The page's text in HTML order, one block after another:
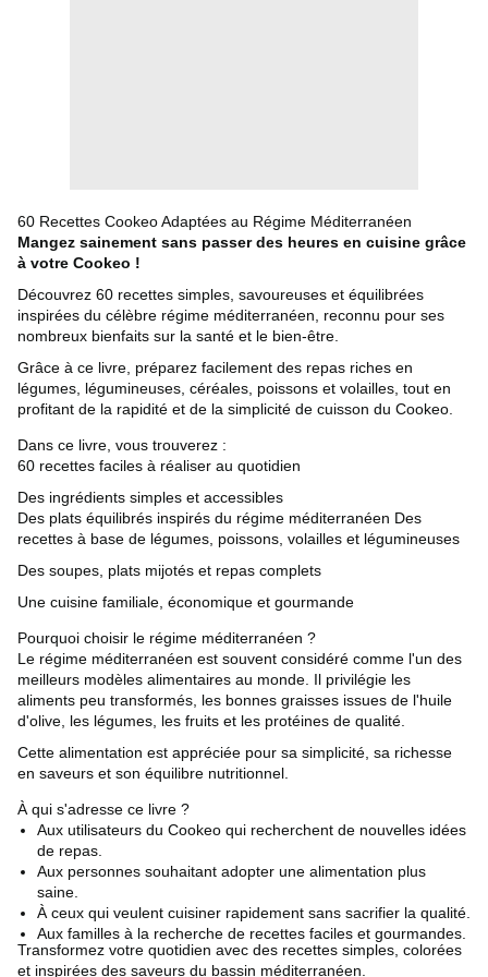
60 Recettes Cookeo Adaptées au Régime Méditerranéen
Mangez sainement sans passer des heures en cuisine grâce
à votre Cookeo !
Découvrez 60 recettes simples, savoureuses et équilibrées
inspirées du célèbre régime méditerranéen, reconnu pour ses
nombreux bienfaits sur la santé et le bien-être.
Grâce à ce livre, préparez facilement des repas riches en
légumes, légumineuses, céréales, poissons et volailles, tout en
profitant de la rapidité et de la simplicité de cuisson du Cookeo.
Dans ce livre, vous trouverez :
60 recettes faciles à réaliser au quotidien
Des ingrédients simples et accessibles
Des plats équilibrés inspirés du régime méditerranéen Des
recettes à base de légumes, poissons, volailles et légumineuses
Des soupes, plats mijotés et repas complets
Une cuisine familiale, économique et gourmande
Pourquoi choisir le régime méditerranéen ?
Le régime méditerranéen est souvent considéré comme l'un des
meilleurs modèles alimentaires au monde. Il privilégie les
aliments peu transformés, les bonnes graisses issues de l'huile
d'olive, les légumes, les fruits et les protéines de qualité.
Cette alimentation est appréciée pour sa simplicité, sa richesse
en saveurs et son équilibre nutritionnel.
À qui s'adresse ce livre ?
Aux utilisateurs du Cookeo qui recherchent de nouvelles idées
de repas.
Aux personnes souhaitant adopter une alimentation plus
saine.
À ceux qui veulent cuisiner rapidement sans sacrifier la qualité.
Aux familles à la recherche de recettes faciles et gourmandes.
Transformez votre quotidien avec des recettes simples, colorées
et inspirées des saveurs du bassin méditerranéen.